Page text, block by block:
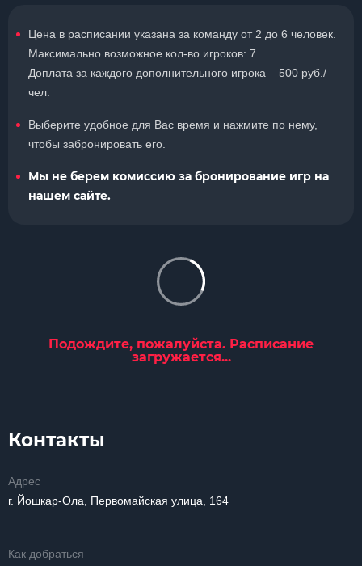
Цена в расписании указана за команду от 2 до 6 человек.
Максимально возможное кол-во игроков: 7.
Доплата за каждого дополнительного игрока – 500 руб./
чел.
Выберите удобное для Вас время и нажмите по нему,
чтобы забронировать его.
Мы не берем комиссию за бронирование игр на
нашем сайте.
Подождите, пожалуйста. Расписание
загружается...
Контакты
Адрес
г. Йошкар-Ола, Первомайская улица, 164
Как добраться